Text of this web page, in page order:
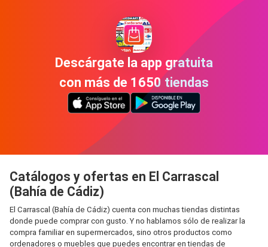
Descárgate la app gratuita
con más de 1650 tiendas
Catálogos y ofertas en El Carrascal
(Bahía de Cádiz)
El Carrascal (Bahía de Cádiz) cuenta con muchas tiendas distintas
donde puede comprar con gusto. Y no hablamos sólo de realizar la
compra familiar en supermercados, sino otros productos como
ordenadores o muebles que puedes encontrar en tiendas de